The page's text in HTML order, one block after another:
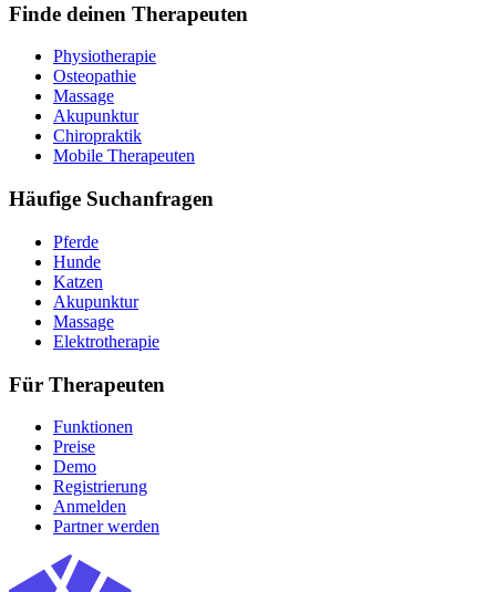
Finde deinen Therapeuten
Physiotherapie
Osteopathie
Massage
Akupunktur
Chiropraktik
Mobile Therapeuten
Häufige Suchanfragen
Pferde
Hunde
Katzen
Akupunktur
Massage
Elektrotherapie
Für Therapeuten
Funktionen
Preise
Demo
Registrierung
Anmelden
Partner werden